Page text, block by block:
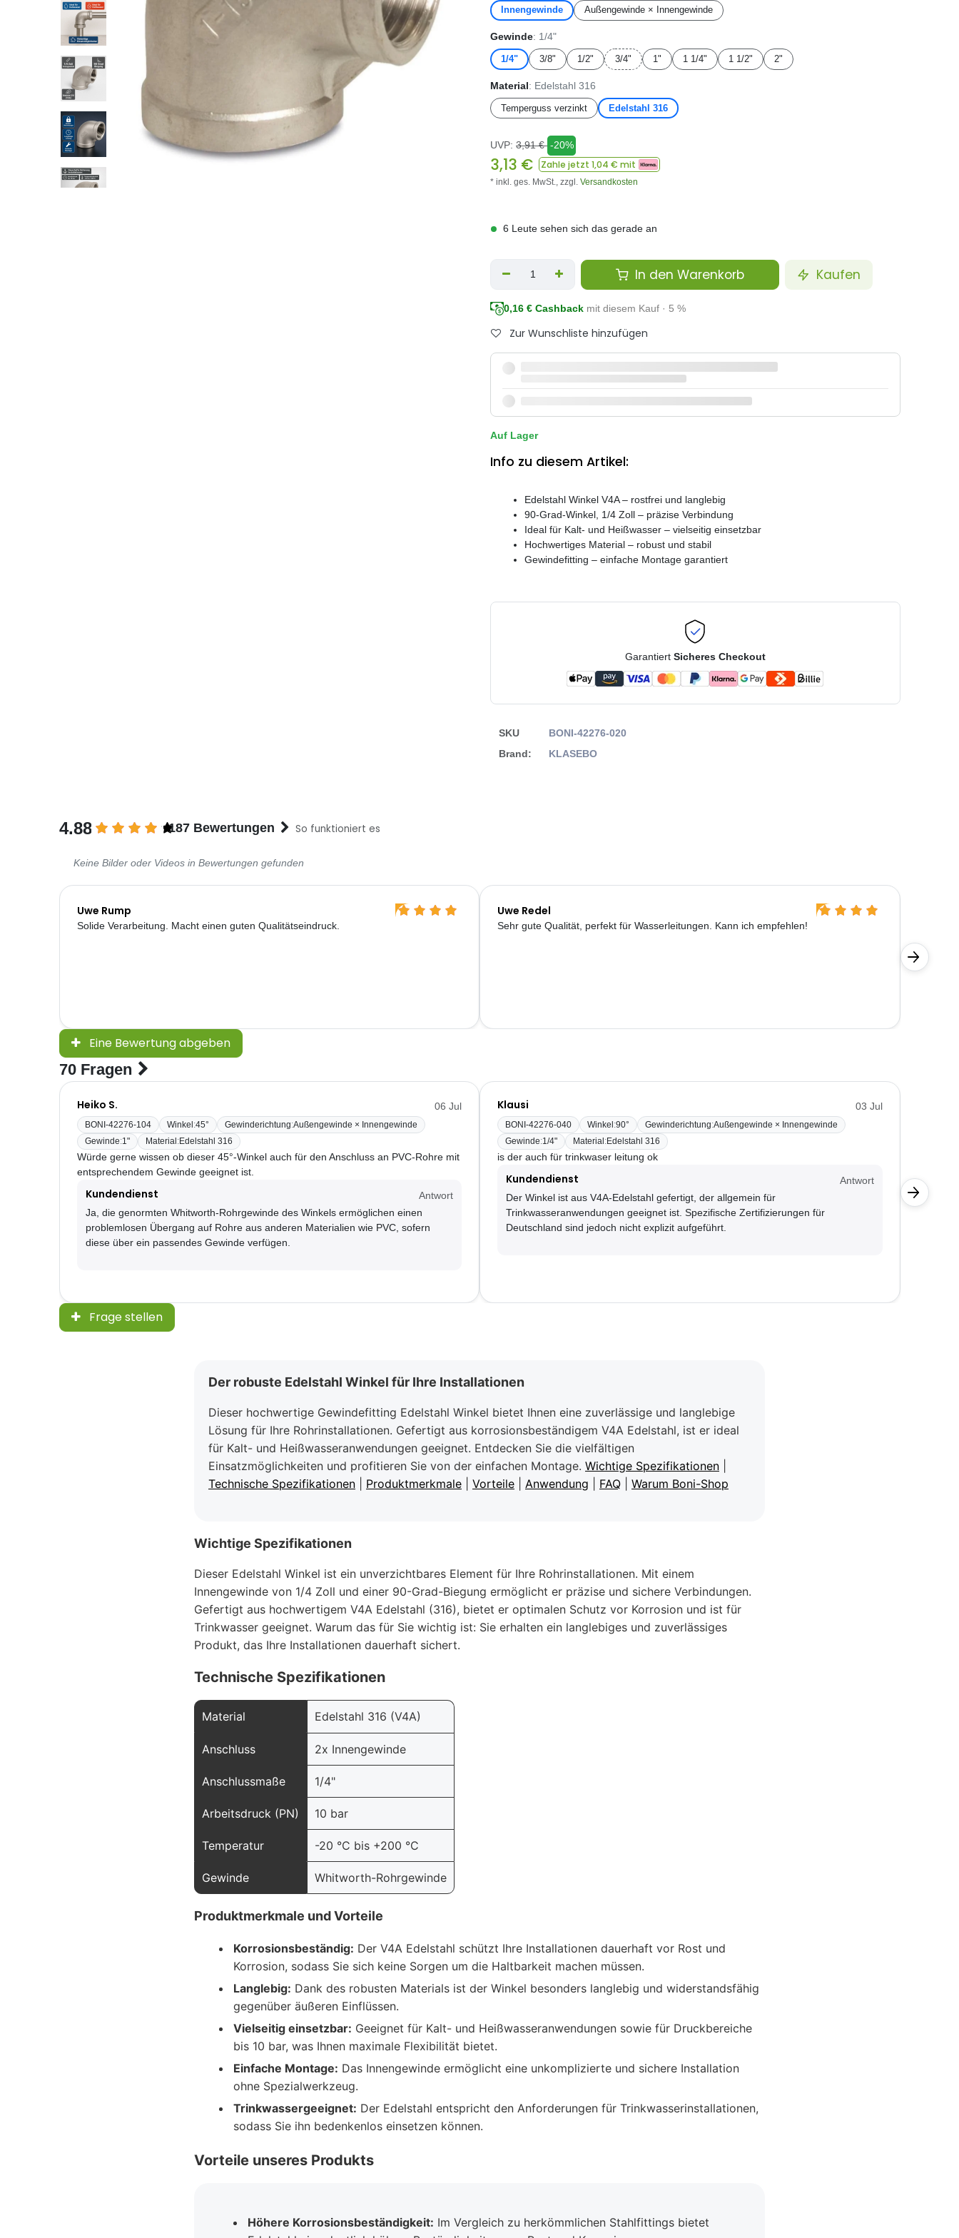
Innengewinde Außengewinde × Innengewinde
Gewinde: 1/4"
1/4" 3/8" 1/2" 3/4" 1" 1 1/4" 1 1/2" 2"
Material: Edelstahl 316
Temperguss verzinkt Edelstahl 316
UVP: 3,91€ -20%
3,13 € Zahle jetzt 1,04 € mit
* inkl. ges. MwSt., zzgl. Versandkosten
6 Leute sehen sich das gerade an
In den Warenkorb Kaufen
0,16 € Cashback mit diesem Kauf · 5 %
Zur Wunschliste hinzufügen
Auf Lager
Info zu diesem Artikel:
Edelstahl Winkel V4A – rostfrei und langlebig
90-Grad-Winkel, 1/4 Zoll – präzise Verbindung
Ideal für Kalt- und Heißwasser – vielseitig einsetzbar
Hochwertiges Material – robust und stabil
Gewindefitting – einfache Montage garantiert
Garantiert Sicheres Checkout
SKU
BONI-42276-020
Brand:
KLASEBO
4.88 187 Bewertungen So funktioniert es
Keine Bilder oder Videos in Bewertungen gefunden
Uwe Rump
Solide Verarbeitung. Macht einen guten Qualitätseindruck.
Uwe Redel
Sehr gute Qualität, perfekt für Wasserleitungen. Kann ich empfehlen!
Eine Bewertung abgeben
70 Fragen
Heiko S. 06 Jul
BONI-42276-104 Winkel:45° Gewinderichtung:Außengewinde × Innengewinde
Gewinde:1" Material :Edelstahl 316
Würde gerne wissen ob dieser 45°-Winkel auch für den Anschluss an PVC-Rohre mit
entsprechendem Gewinde geeignet ist.
Kundendienst
Antwort
Ja, die genormten Whitworth-Rohrgewinde des Winkels ermöglichen einen
problemlosen Übergang auf Rohre aus anderen Materialien wie PVC, sofern
diese über ein passendes Gewinde verfügen.
Klausi 03 Jul
BONI-42276-040 Winkel:90° Gewinderichtung:Außengewinde × Innengewinde
Gewinde:1/4" Material :Edelstahl 316
is der auch für trinkwaser leitung ok
Kundendienst
Antwort
Der Winkel ist aus V4A-Edelstahl gefertigt, der allgemein für
Trinkwasseranwendungen geeignet ist. Spezifische Zertifizierungen für
Deutschland sind jedoch nicht explizit aufgeführt.
Der
Frage stellen
Der robuste Edelstahl Winkel für Ihre Installationen
Dieser hochwertige Gewindefitting Edelstahl Winkel bietet Ihnen eine zuverlässige und langlebige
Lösung für Ihre Rohrinstallationen. Gefertigt aus korrosionsbeständigem V4A Edelstahl, ist er ideal
für Kalt- und Heißwasseranwendungen geeignet. Entdecken Sie die vielfältigen
Einsatzmöglichkeiten und profitieren Sie von der einfachen Montage. Wichtige Spezifikationen
Technische Spezifikationen
Produktmerkmale Vorteile Anwendung FAQ Warum Boni-Shop
Wichtige Spezifikationen
Dieser Edelstahl Winkel ist ein unverzichtbares Element für Ihre Rohrinstallationen. Mit einem
Innengewinde von 1/4 Zoll und einer 90-Grad-Biegung ermöglicht er präzise und sichere Verbindungen.
Gefertigt aus hochwertigem V4A Edelstahl (316), bietet er optimalen Schutz vor Korrosion und ist für
Trinkwasser geeignet. Warum das für Sie wichtig ist: Sie erhalten ein langlebiges und zuverlässiges
Produkt, das Ihre Installationen dauerhaft sichert.
Technische Spezifikationen
Material Edelstahl 316 (V4A)
Anschluss 2x Innengewinde
Anschlussmaße 1/4"
Arbeitsdruck (PN) 10 bar
Temperatur -20 °C bis +200 °C
Gewinde Whitworth-Rohrgewinde
Produktmerkmale und Vorteile
Korrosionsbeständig: Der V4A Edelstahl schützt Ihre Installationen dauerhaft vor Rost und
Korrosion, sodass Sie sich keine Sorgen um die Haltbarkeit machen müssen.
Langlebig: Dank des robusten Materials ist der Winkel besonders langlebig und widerstandsfähig
gegenüber äußeren Einflüssen.
Vielseitig einsetzbar: Geeignet für Kalt- und Heißwasseranwendungen sowie für Druckbereiche
bis 10 bar, was Ihnen maximale Flexibilität bietet.
Einfache Montage: Das Innengewinde ermöglicht eine unkomplizierte und sichere Installation
ohne Spezialwerkzeug.
Trinkwassergeeignet: Der Edelstahl entspricht den Anforderungen für Trinkwasserinstallationen,
sodass Sie ihn bedenkenlos einsetzen können.
Vorteile unseres Produkts
Höhere Korrosionsbeständigkeit: Im Vergleich zu herkömmlichen Stahlfittings bietet